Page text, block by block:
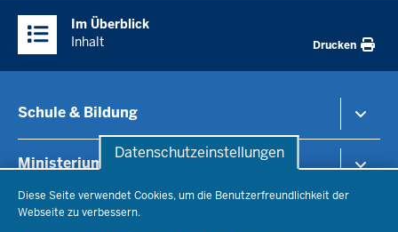
Datenschutzeinstellungen
Diese Seite verwendet Cookies, um die Benutzerfreundlichkeit der
Webseite zu verbessern.
Inhalte
Im Überblick
Inhalt
Drucken
Schule & Bildung
Schulorganisation
Bildungsthemen
Lehrkräfte
Recht
Ministerium
Ministerin Dorothee Feller
Presse